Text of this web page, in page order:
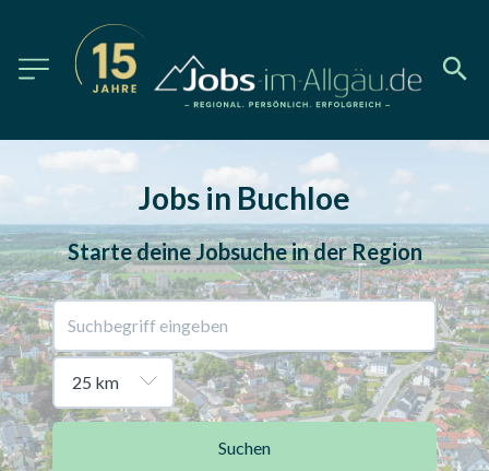
Jobs in Buchloe
Starte deine Jobsuche in der Region
Suchen